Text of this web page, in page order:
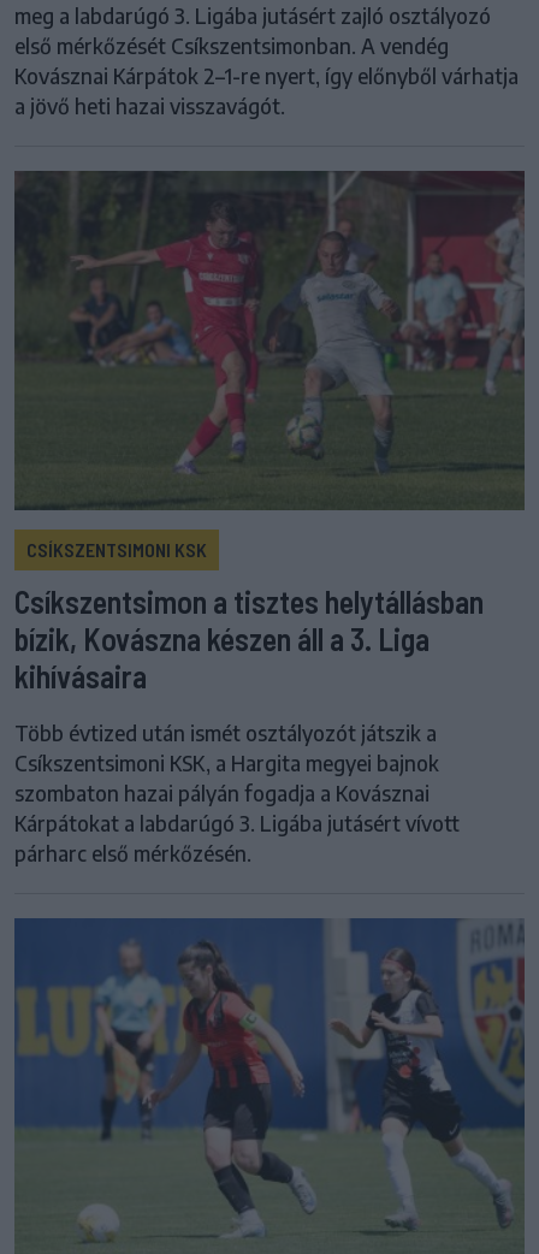
meg a labdarúgó 3. Ligába jutásért zajló osztályozó
első mérkőzését Csíkszentsimonban. A vendég
Kovásznai Kárpátok 2–1-re nyert, így előnyből várhatja
a jövő heti hazai visszavágót.
CSÍKSZENTSIMONI KSK
Csíkszentsimon a tisztes helytállásban
bízik, Kovászna készen áll a 3. Liga
kihívásaira
Több évtized után ismét osztályozót játszik a
Csíkszentsimoni KSK, a Hargita megyei bajnok
szombaton hazai pályán fogadja a Kovásznai
Kárpátokat a labdarúgó 3. Ligába jutásért vívott
párharc első mérkőzésén.